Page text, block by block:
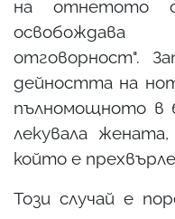
на отнетото
отговорност".
дейността на
пълномощното в
лекувала
който е
Този случай е